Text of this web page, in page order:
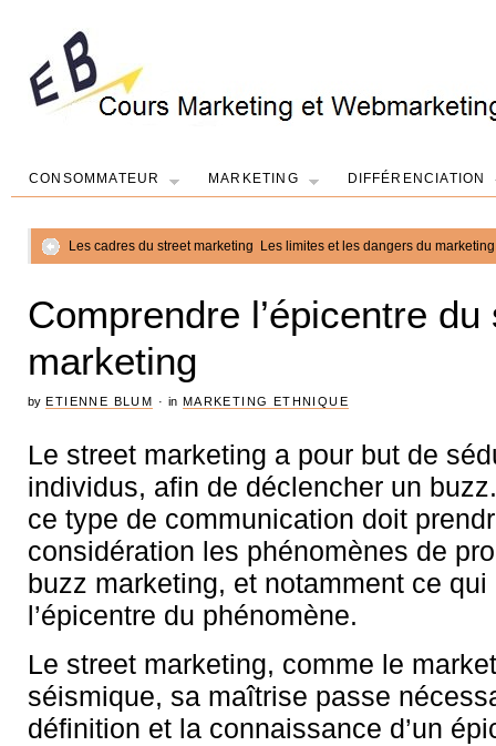
CONSOMMATEUR MARKETING DIFFÉRENCIATION
Les cadres du street marketing Les limites et les dangers du
Comprendre l’épicentre du
marketing
by ETIENNE BLUM ·in MARKETING ETHNIQUE
Le street marketing a pour but de
individus, afin de déclencher un
ce type de communication doit
considération les phénomènes de
buzz marketing, et notamment ce qui
l’épicentre du phénomène.
Le street marketing, comme le
séismique, sa maîtrise passe
définition et la connaissance d’un